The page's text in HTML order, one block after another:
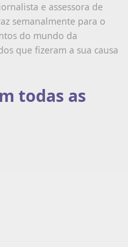
e assessora de
semanalmente para o
do mundo da
que fizeram a sua causa
todas as